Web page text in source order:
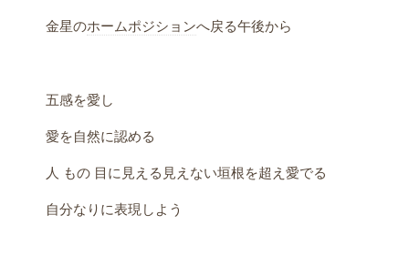
金星のホームポジションへ戻る午後から
五感を愛し
愛を自然に認める
人 もの 目に見える見えない垣根を超え愛でる
自分なりに表現しよう